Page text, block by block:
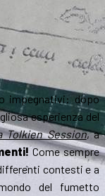
impegnativi: dopo
esperienza del
Tolkien Session, a
Come sempre
contesti e a
del fumetto